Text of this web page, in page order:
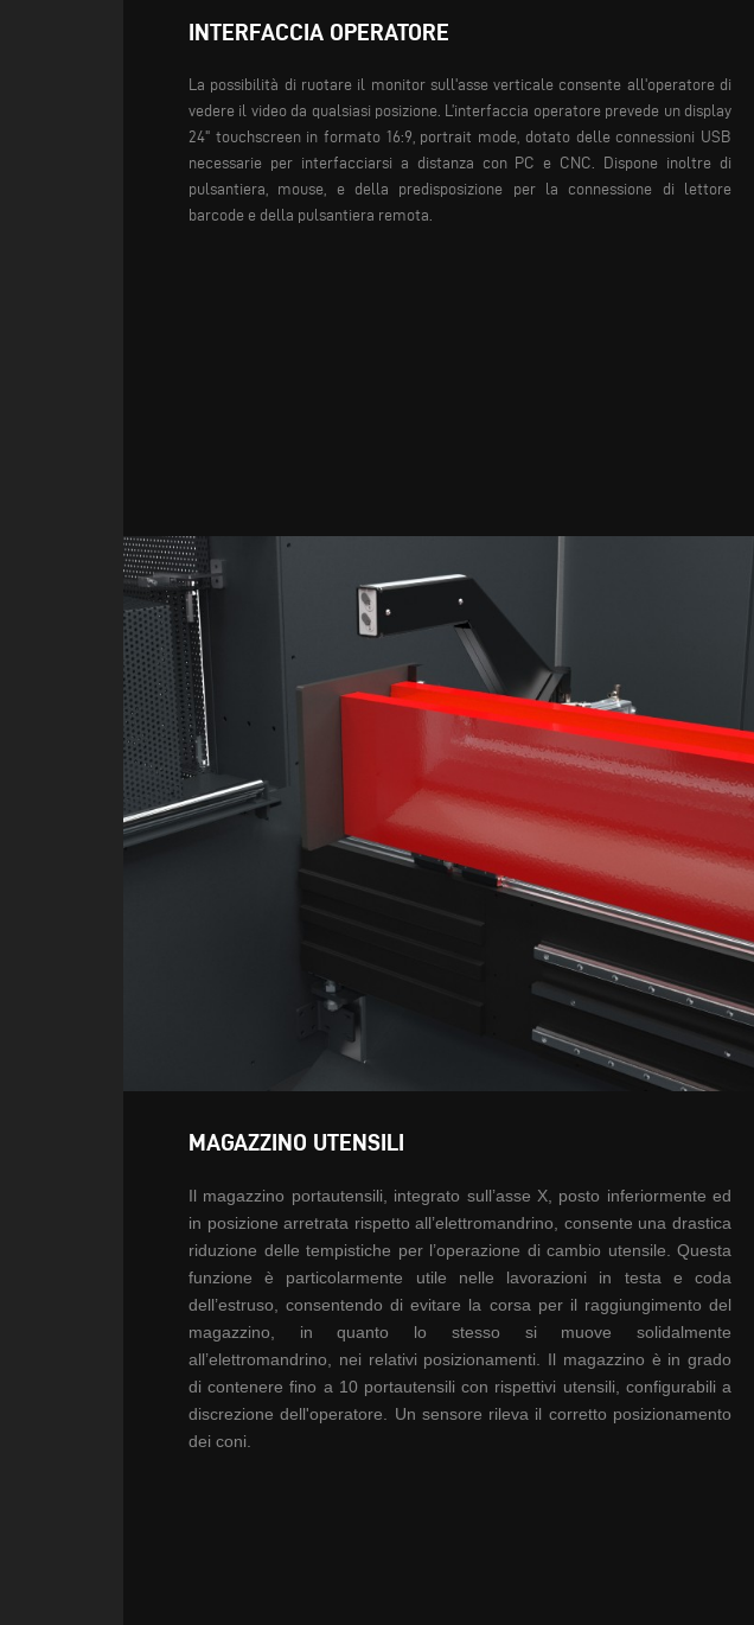
INTERFACCIA OPERATORE
La possibilità di ruotare il monitor sull'asse verticale consente all'operatore di
vedere il video da qualsiasi posizione. L’interfaccia operatore prevede un display
24" touchscreen in formato 16:9, portrait mode, dotato delle connessioni USB
necessarie per interfacciarsi a distanza con PC e CNC. Dispone inoltre di
pulsantiera, mouse, e della predisposizione per la connessione di lettore
barcode e della pulsantiera remota.
MAGAZZINO UTENSILI
Il magazzino portautensili, integrato sull’asse X, posto inferiormente ed
in posizionearretrata rispettoall’elettromandrino, consente una drastica
riduzione delle tempistiche per l’operazione di cambio utensile. Questa
funzione è particolarmente utile nelle lavorazioni in testa e coda
dell’estruso,consentendo di evitare la corsa per il raggiungimentodel
magazzino, in quanto lo stesso si muovesolidalmente
all’elettromandrino, nei relativi posizionamenti. Il magazzino è in grado
dicontenere fino a 10 portautensili con rispettivi utensili, configurabili a
discrezione dell'operatore. Un sensore rileva il corretto posizionamento
dei coni.